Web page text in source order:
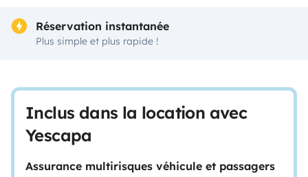
Réservation instantanée
Plus simple et plus rapide !
Inclus dans la location avec
Yescapa
Assurance multirisques véhicule et passagers